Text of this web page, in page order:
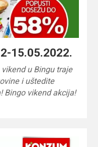
15.05.2022.
u Bingu traje
i uštedite
Bingo vikend akcija!